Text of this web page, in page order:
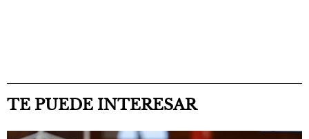
TE PUEDE INTERESAR